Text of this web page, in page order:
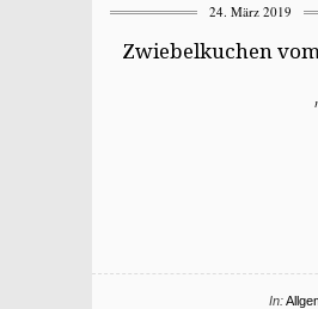
24. März 2019
Zwiebelkuchen
In: